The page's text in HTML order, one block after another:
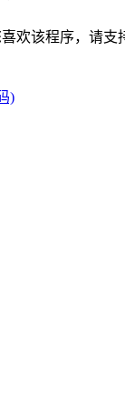
欢该程序，请
)